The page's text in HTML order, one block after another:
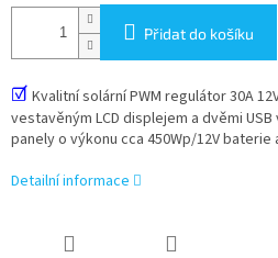
Přidat do košíku
☑ Kvalitní solární PWM regulátor 30A
vestavěným LCD displejem a dvěmi
panely o výkonu cca 450Wp/12V baterie
Detailní informace